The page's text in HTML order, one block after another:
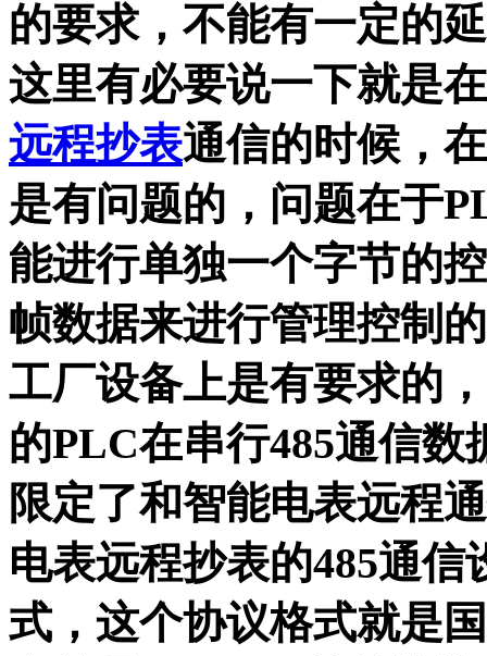
的要求，不能有一定的
这里有必要说一下就是
远程抄表通信的时候，
是有问题的，问题在于
能进行单独一个字节的
帧数据来进行管理控制
工厂设备上是有要求的
的PLC在串行485通信
限定了和智能电表远程
电表远程抄表的485通
式，这个协议格式就是